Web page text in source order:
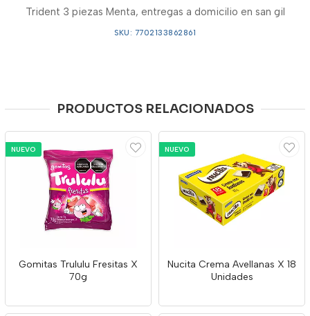
Trident 3 piezas Menta, entregas a domicilio en san gil
SKU: 7702133862861
PRODUCTOS RELACIONADOS
NUEVO
Gomitas Trululu Fresitas X
70g
NUEVO
Nucita Crema Avellanas X 18
Unidades